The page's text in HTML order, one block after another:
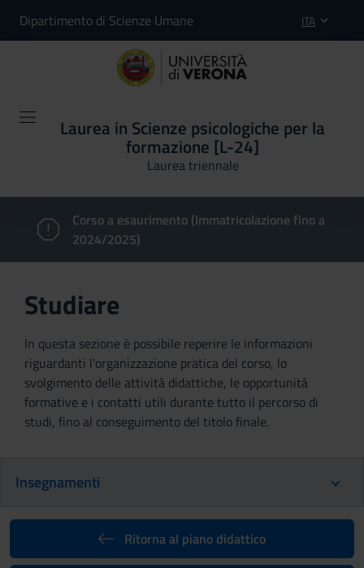
Dipartimento di Scienze Umane ITA
Laurea in Scienze psicologiche per la
formazione [L-24]
Laurea triennale
Corso a esaurimento (Immatricolazione fino a
2024/2025)
Studiare
In questa sezione è possibile reperire le informazioni
riguardanti l'organizzazione pratica del corso, lo
svolgimento delle attività didattiche, le opportunità
formative e i contatti utili durante tutto il percorso di
studi, fino al conseguimento del titolo finale.
Insegnamenti
Ritorna al piano didattico